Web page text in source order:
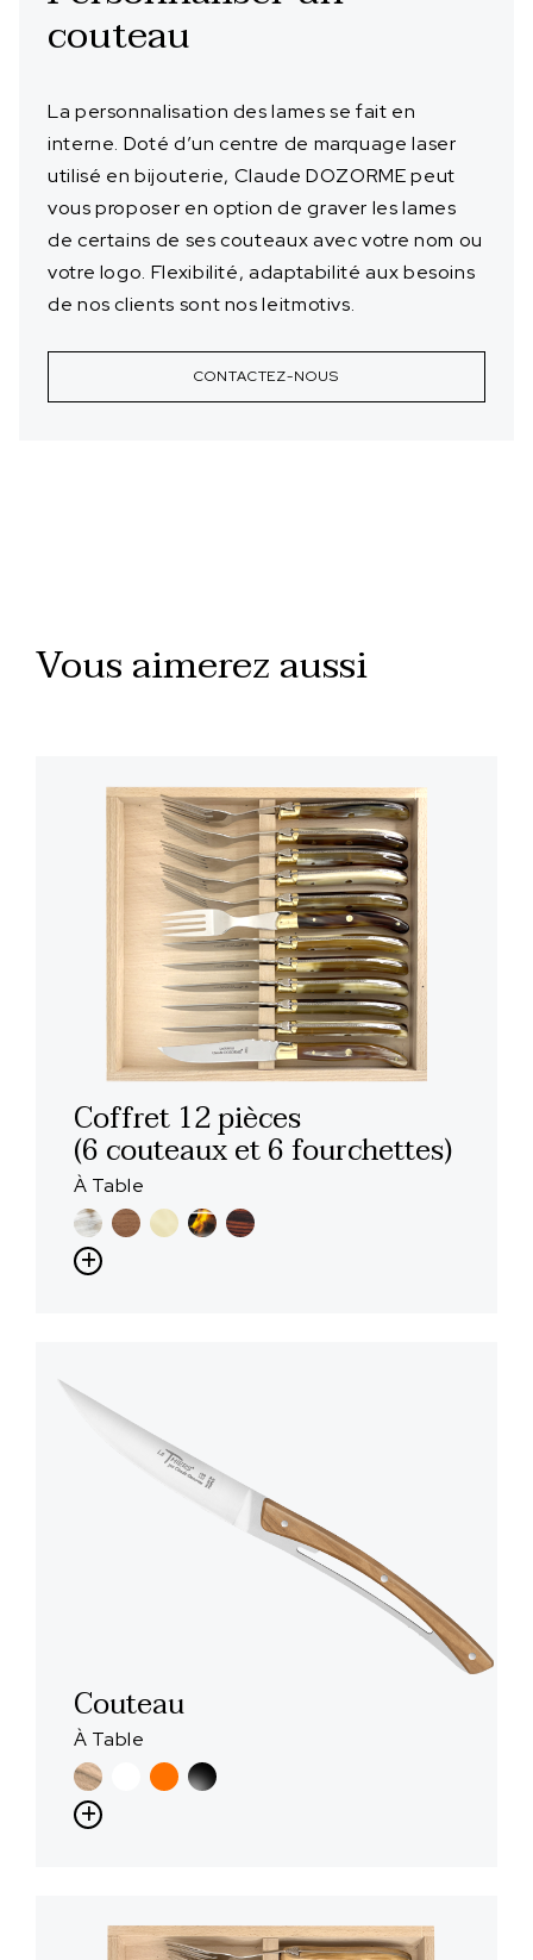
couteau
La personnalisation des lames se fait en
interne. Doté d’un centre de marquage laser
utilisé en bijouterie, Claude DOZORME peut
vous proposer en option de graver les lames
de certains de ses couteaux avec votre nom ou
votre logo. Flexibilité, adaptabilité aux besoins
de nos clients sont nos leitmotivs.
CONTACTEZ-NOUS
Vous aimerez aussi
Coffret 12 pièces
(6 couteaux et 6 fourchettes)
À Table
Couteau
À Table